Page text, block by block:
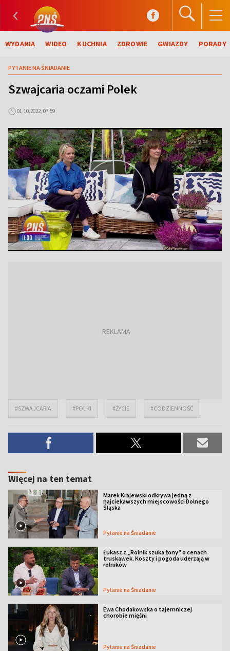
WYDANIA WIDEO KUCHNIA ZDROWIE GWIAZDY PORADY
PYTANIE NA ŚNIADANIE
Szwajcaria oczami Polek
01.10.2022, 07:59
#SZWAJCARIA #POLKI #ŻYCIE #CODZIENNOŚĆ
Więcej na ten temat
Marek Krajewski odkrywa jedną z
najciekawszych miejscowości Dolnego
Śląska
Pytanie na Śniadanie
Łukasz z „Rolnik szuka żony” o cenach
truskawek. Koszty i pogoda uderzają w
rolników
Pytanie na Śniadanie
Ewa Chodakowska o tajemniczej
chorobie mięśni
Pytanie na Śniadanie